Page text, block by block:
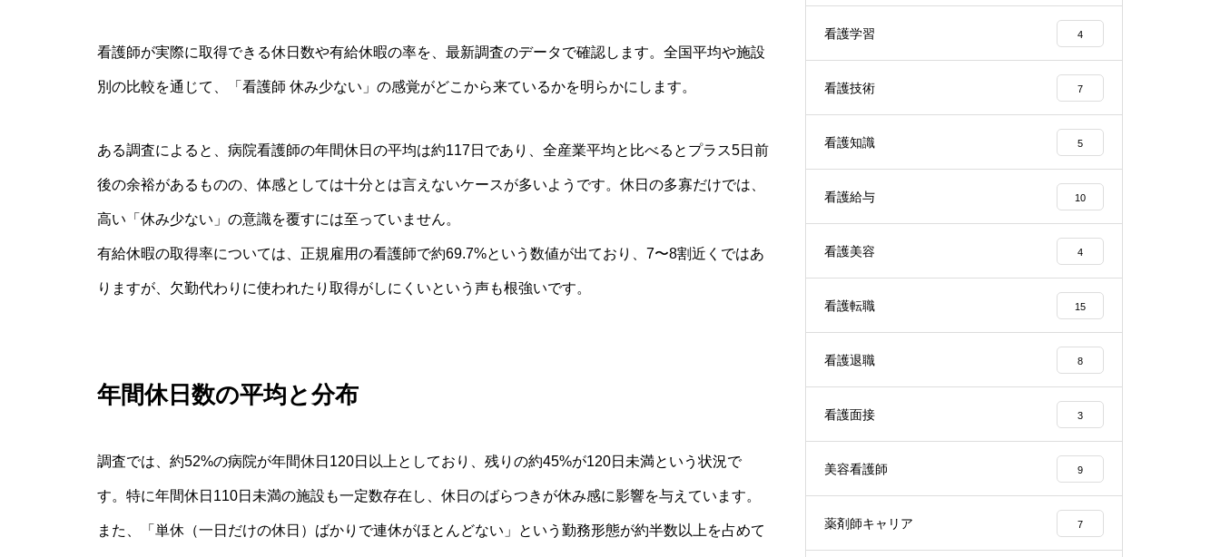
看護師が実際に取得できる休日数や有給休暇の率を、最新調査のデータで確認します。全国平均や施設
別の比較を通じて、「看護師 休み少ない」の感覚がどこから来ているかを明らかにします。
ある調査によると、病院看護師の年間休日の平均は約117日であり、全産業平均と比べるとプラス5日前
後の余裕があるものの、体感としては十分とは言えないケースが多いようです。休日の多寡だけでは、
高い「休み少ない」の意識を覆すには至っていません。
有給休暇の取得率については、正規雇用の看護師で約69.7%という数値が出ており、7〜8割近くではあ
りますが、欠勤代わりに使われたり取得がしにくいという声も根強いです。
年間休日数の平均と分布
調査では、約52%の病院が年間休日120日以上としており、残りの約45%が120日未満という状況で
す。特に年間休日110日未満の施設も一定数存在し、休日のばらつきが休み感に影響を与えています。
また、「単休（一日だけの休日）ばかりで連休がほとんどない」という勤務形態が約半数以上を占めて
看護学習 4
看護技術 7
看護知識 5
看護給与 10
看護美容 4
看護転職 15
看護退職 8
看護面接 3
美容看護師 9
薬剤師キャリア 7